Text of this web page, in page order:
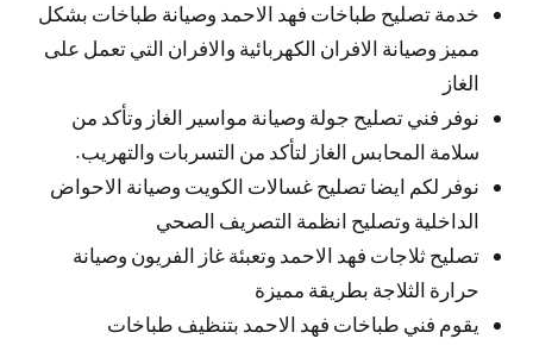
خدمة تصليح طباخات فهد الاحمد وصيانة طباخات بشكل
مميز وصيانة الافران الكهربائية والافران التي تعمل على
الغاز
نوفر فني تصليح جولة وصيانة مواسير الغاز وتأكد من
سلامة المحابس الغاز لتأكد من التسربات والتهريب.
نوفر لكم ايضا تصليح غسالات الكويت وصيانة الاحواض
الداخلية وتصليح انظمة التصريف الصحي
تصليح ثلاجات فهد الاحمد وتعبئة غاز الفريون وصيانة
حرارة الثلاجة بطريقة مميزة
يقوم فني طباخات فهد الاحمد بتنظيف طباخات